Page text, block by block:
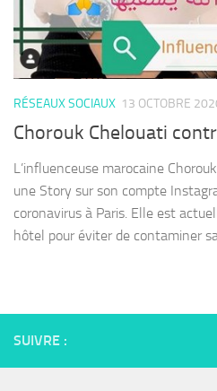
RÉSEAUX SOCIAUX 13 OCTOBRE
Chorouk Chelouati
L’influenceuse marocaine
une Story sur son compte
coronavirus à Paris. Elle est
hôtel pour éviter de contaminer
SUIVRE :